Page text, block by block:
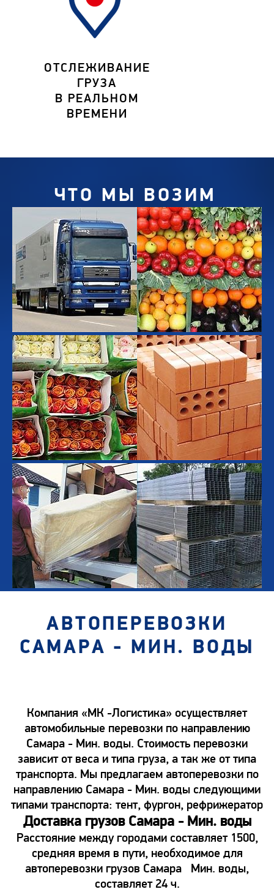
ОТСЛЕЖИВАНИЕ
ГРУЗА
В РЕАЛЬНОМ
ВРЕМЕНИ
ЧТО МЫ ВОЗИМ
АВТОПЕРЕВОЗКИ
САМАРА - МИН. ВОДЫ
Компания «МК -Логистика» осуществляет
автомобильные перевозки по направлению
Самара - Мин. воды. Стоимость перевозки
зависит от веса и типа груза, а так же от типа
транспорта. Мы предлагаем автоперевозки по
направлению Самара - Мин. воды следующими
типами транспорта: тент, фургон, рефрижератор
Доставка грузов Самара - Мин. воды
Расстояние между городами составляет 1500,
средняя время в пути, необходимое для
автоперевозки грузов Самара Мин. воды,
составляет 24 ч.